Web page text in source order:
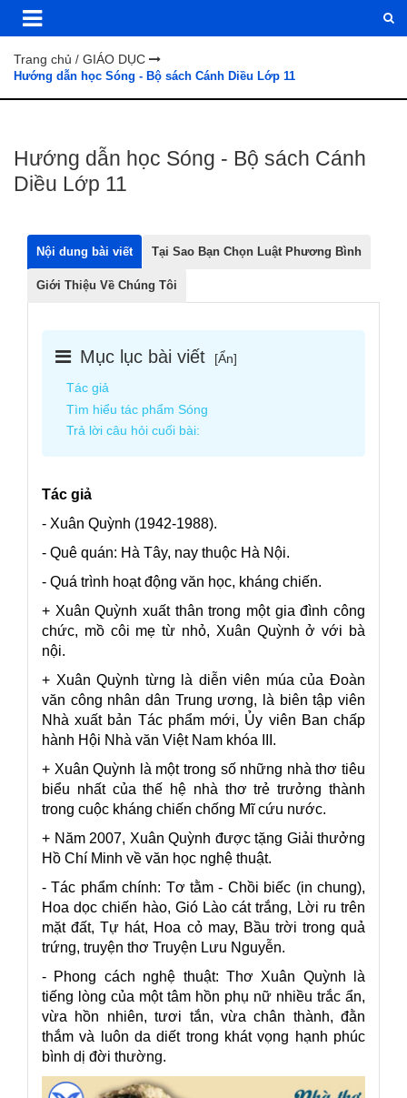
Trang chủ / GIÁO DỤC
Hướng dẫn học Sóng - Bộ sách Cánh Diều Lớp 11
Hướng dẫn học Sóng - Bộ sách Cánh
Diều Lớp 11
Nội dung bài viết Tại Sao Bạn Chọn Luật Phương Bình
Giới Thiệu Về Chúng Tôi
Mục lục bài viết [Ẩn]
Tác giả
Tìm hiểu tác phẩm Sóng
Trả lời câu hỏi cuối bài:
Tác giả
- Xuân Quỳnh (1942-1988).
- Quê quán: Hà Tây, nay thuộc Hà Nội.
- Quá trình hoạt động văn học, kháng chiến.
+ Xuân Quỳnh xuất thân trong một gia đình công
chức, mồ côi mẹ từ nhỏ, Xuân Quỳnh ở với bà
nội.
+ Xuân Quỳnh từng là diễn viên múa của Đoàn
văn công nhân dân Trung ương, là biên tập viên
Nhà xuất bản Tác phẩm mới, Ủy viên Ban chấp
hành Hội Nhà văn Việt Nam khóa III.
+ Xuân Quỳnh là một trong số những nhà thơ tiêu
biểu nhất của thế hệ nhà thơ trẻ trưởng thành
trong cuộc kháng chiến chống Mĩ cứu nước.
+ Năm 2007, Xuân Quỳnh được tặng Giải thưởng
Hồ Chí Minh về văn học nghệ thuật.
- Tác phẩm chính: Tơ tằm - Chồi biếc (in chung),
Hoa dọc chiến hào, Gió Lào cát trắng, Lời ru trên
mặt đất, Tự hát, Hoa cỏ may, Bầu trời trong quả
trứng, truyện thơ Truyện Lưu Nguyễn.
- Phong cách nghệ thuật: Thơ Xuân Quỳnh là
tiếng lòng của một tâm hồn phụ nữ nhiều trắc ẩn,
vừa hồn nhiên, tươi tắn, vừa chân thành, đằn
thắm và luôn da diết trong khát vọng hạnh phúc
bình dị đời thường.